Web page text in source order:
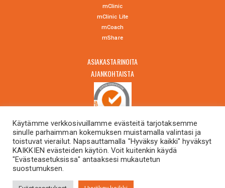
mClinic
mClinic Lite
mCoach
mShare
ASIAKASTARINOITA
AJANKOHTAISTA
OTA YHTEYTTÄ
in English
Käytämme verkkosivuillamme evästeitä tarjotaksemme
sinulle parhaimman kokemuksen muistamalla valintasi ja
toistuvat vierailut. Napsauttamalla "Hyväksy kaikki" hyväksyt
KAIKKIEN evästeiden käytön. Voit kuitenkin käydä
"Evästeasetuksissa" antaaksesi mukautetun
suostumuksen.